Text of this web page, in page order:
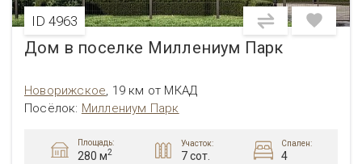
ID 4963
Дом в поселке Миллениум Парк
Новорижское, 19 км от МКАД
Посёлок: Миллениум Парк
Площадь:
280 м2
Участок:
7 сот.
Спален:
4